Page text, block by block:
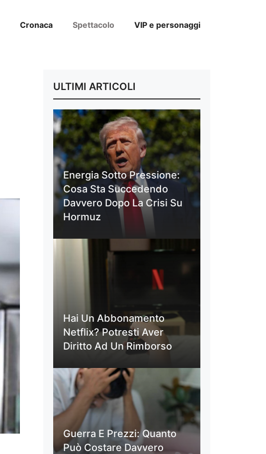
Cronaca Spettacolo VIP e personaggi
ULTIMI ARTICOLI
Energia Sotto Pressione:
Cosa Sta Succedendo
Davvero Dopo La Crisi Su
Hormuz
Hai Un Abbonamento
Netflix? Potresti Aver
Diritto Ad Un Rimborso
Guerra E Prezzi: Quanto
Può Costare Davvero